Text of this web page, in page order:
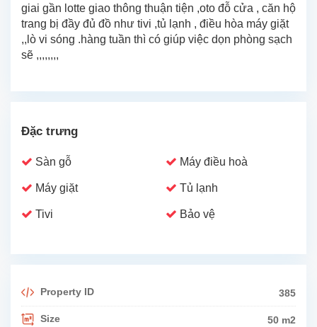
giai gần lotte giao thông thuận tiện ,oto đỗ cửa , căn hộ
trang bị đầy đủ đồ như tivi ,tủ lạnh , điều hòa máy giặt
,,lò vi sóng .hàng tuần thì có giúp việc dọn phòng sạch
sẽ ,,,,,,,,
Đặc trưng
Sàn gỗ Máy điều hoà
Máy giặt Tủ lạnh
Tivi Bảo vệ
Property ID 385
Size 50 m2